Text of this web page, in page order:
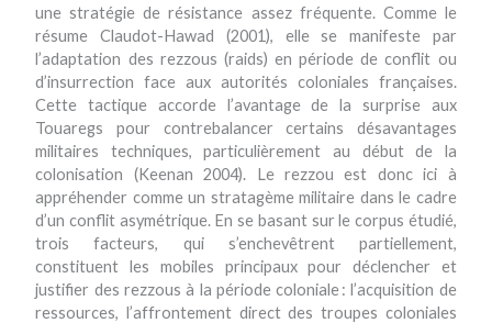
une stratégie de résistance assez fréquente. Comme le
résume Claudot-Hawad (2001), elle se manifeste par
l’adaptation des rezzous (raids) en période de conflit ou
d’insurrection face aux autorités coloniales françaises.
Cette tactique accorde l’avantage de la surprise aux
Touaregs pour contrebalancer certains désavantages
militaires techniques, particulièrement au début de la
colonisation (Keenan 2004). Le rezzou est donc ici à
appréhender comme un stratagème militaire dans le cadre
d’un conflit asymétrique. En se basant sur le corpus étudié,
trois facteurs, qui s’enchevêtrent partiellement,
constituent les mobiles principaux pour déclencher et
justifier des rezzous à la période coloniale : l’acquisition de
ressources, l’affrontement direct des troupes coloniales